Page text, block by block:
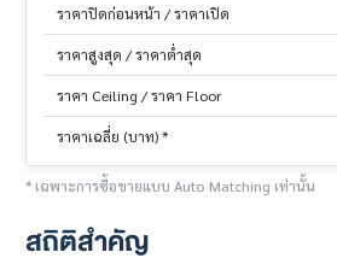
ราคาปิดก่อนหน้า / ราคาเปิด
ราคาสูงสุด / ราคาต่ำสุด
ราคา Ceiling / ราคา Floor
ราคาเฉลี่ย (บาท) *
* เฉพาะการซื้อขายแบบ Auto Matching เท่านั้น
สถิติสำคัญ